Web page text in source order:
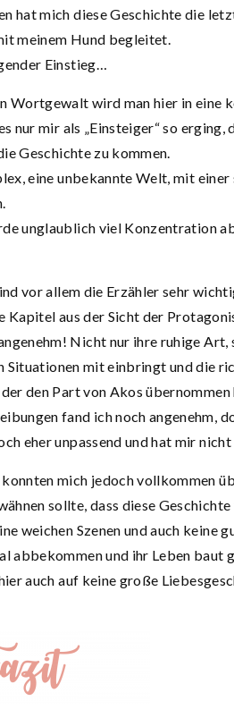
hat mich diese Geschichte die
meinem Hund begleitet.
Einstieg…
Wortgewalt wird man hier in eine
nur mir als „Einsteiger“ so
Geschichte zu kommen.
eine unbekannte Welt, mit
unglaublich viel Konzentration
vor allem die Erzähler sehr
Kapitel aus der Sicht der
Nicht nur ihre ruhige
Situationen mit einbringt und die
den Part von Akos
fand ich noch angenehm,
eher unpassend und hat mir
mich jedoch vollkommen
sollte, dass diese
weichen Szenen und auch keine
abbekommen und ihr Leben baut
auch auf keine große